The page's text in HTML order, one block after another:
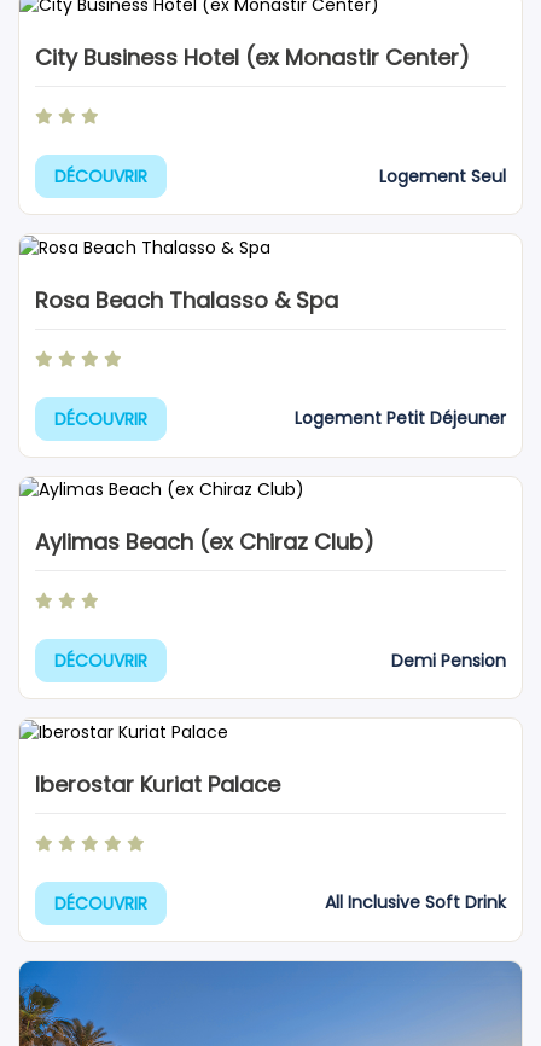
City Business Hotel (ex Monastir Center)
DÉCOUVRIR Logement Seul
Rosa Beach Thalasso & Spa
DÉCOUVRIR Logement Petit Déjeuner
Aylimas Beach (ex Chiraz Club)
DÉCOUVRIR Demi Pension
Iberostar Kuriat Palace
DÉCOUVRIR All Inclusive Soft Drink